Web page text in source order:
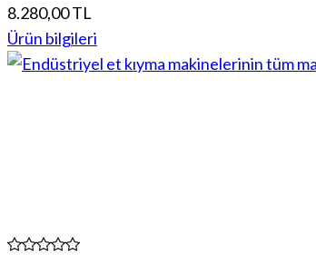
8.280,00 TL
Ürün bilgileri